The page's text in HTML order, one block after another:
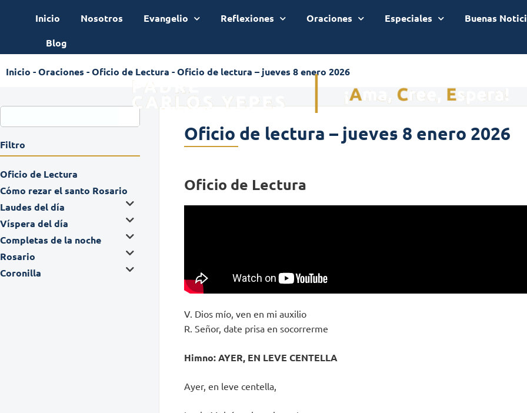
Inicio Nosotros Evangelio Reflexiones Oraciones Especiales
Buenas
Blog
Inicio -Oraciones -Oficio de Lectura -Oficio de lectura – jueves 8 enero 2026
Filtro
Oficio de Lectura
Cómo rezar el santo Rosario
Laudes del día
Víspera del día
Completas de la noche
Rosario
Coronilla
Oficio de lectura – jueves 8 enero 2026
Oficio de Lectura
V. Dios mío, ven en mi auxilio
R. Señor, date prisa en socorrerme
Himno: AYER, EN LEVE CENTELLA
Ayer, en leve centella,